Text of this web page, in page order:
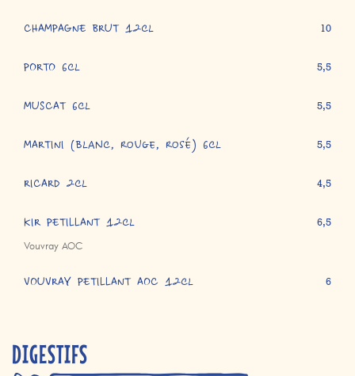
CHAMPAGNE BRUT 12cl 10
PORTO 6cl 5,5
MUSCAT 6cl 5,5
MARTINI (blanc, rouge, rosé) 6cl 5,5
RICARD 2cl 4,5
KIR PETILLANT 12cl
Vouvray AOC
6,5
VOUVRAY PETILLANT AOC 12cl 6
DIGESTIFS